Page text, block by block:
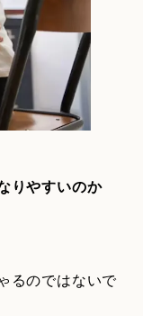
りやすいのか
るのではないで